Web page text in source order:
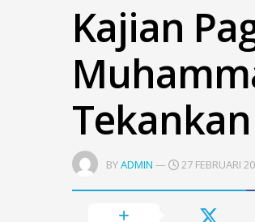
Kajian
BYADMIN — 27 FEBRUARI